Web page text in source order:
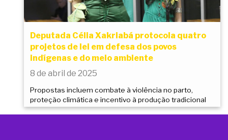
Deputada Célia Xakriabá protocola quatro
projetos de lei em defesa dos povos
indígenas e do meio ambiente
8 de abril de 2025
Propostas incluem combate à violência no parto,
proteção climática e incentivo à produção tradicional